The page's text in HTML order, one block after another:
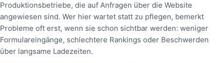
Produktionsbetriebe, die auf Anfragen über die Website
angewiesen sind. Wer hier wartet statt zu pflegen, bemerkt
Probleme oft erst, wenn sie schon sichtbar werden: weniger
Formulareingänge, schlechtere Rankings oder Beschwerden
über langsame Ladezeiten.